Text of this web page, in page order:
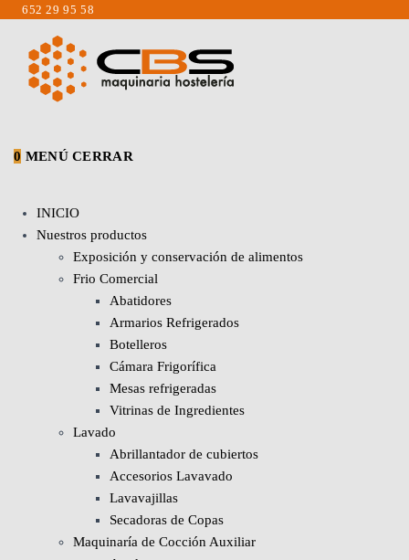
Saltar
contenido
652 29 95 58
0 MENÚ CERRAR
INICIO
Nuestros productos
Exposición y conservación de alimentos
Frio Comercial
Abatidores
Armarios Refrigerados
Botelleros
Cámara Frigorífica
Mesas refrigeradas
Vitrinas de Ingredientes
Lavado
Abrillantador de cubiertos
Accesorios Lavavado
Lavavajillas
Secadoras de Copas
Maquinaría de Cocción Auxiliar